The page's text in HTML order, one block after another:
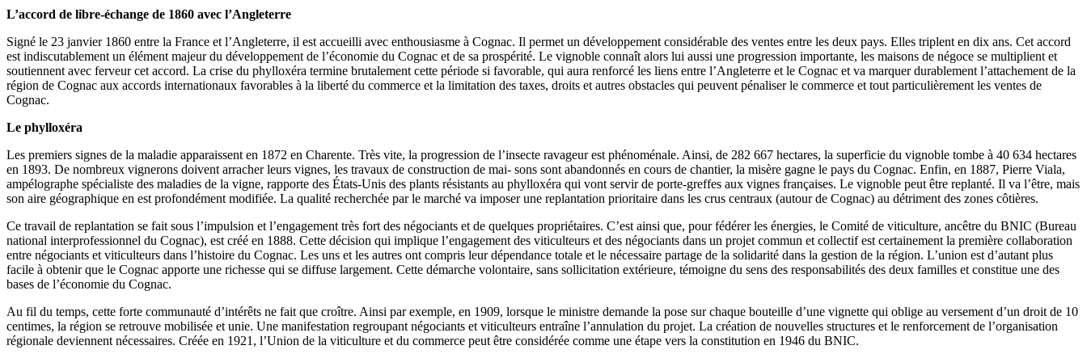
L’accord de libre-échange de 1860 avec l’Angleterre
Signé le 23 janvier 1860 entre la France et l’Angleterre, il est accueilli avec enthousiasme à Cognac. Il permet un développement considérable des ventes entre les deux pays. Elles triplent en dix ans. Cet accord
est indiscutablement un élément majeur du développement de l’économie du Cognac et de sa prospérité. Le vignoble connaît alors lui aussi une progression importante, les maisons de négoce se multiplient et
soutiennent avec ferveur cet accord. La crise du phylloxéra termine brutalement cette période si favorable, qui aura renforcé les liens entre l’Angleterre et le Cognac et va marquer durablement l’attachement de la
région de Cognac aux accords internationaux favorables à la liberté du commerce et la limitation des taxes, droits et autres obstacles qui peuvent pénaliser le commerce et tout particulièrement les ventes de
Cognac.
Le phylloxéra
Les premiers signes de la maladie apparaissent en 1872 en Charente. Très vite, la progression de l’insecte ravageur est phénoménale. Ainsi, de 282 667 hectares, la superficie du vignoble tombe à 40 634 hectares
en 1893. De nombreux vignerons doivent arracher leurs vignes, les travaux de construction de mai- sons sont abandonnés en cours de chantier, la misère gagne le pays du Cognac. Enfin, en 1887, Pierre Viala,
ampélographe spécialiste des maladies de la vigne, rapporte des États-Unis des plants résistants au phylloxéra qui vont servir de porte-greffes aux vignes françaises. Le vignoble peut être replanté. Il va l’être, mais
son aire géographique en est profondément modifiée. La qualité recherchée par le marché va imposer une replantation prioritaire dans les crus centraux (autour de Cognac) au détriment des zones côtières.
Ce travail de replantation se fait sous l’impulsion et l’engagement très fort des négociants et de quelques propriétaires. C’est ainsi que, pour fédérer les énergies, le Comité de viticulture, ancêtre du BNIC (Bureau
national interprofessionnel du Cognac), est créé en 1888. Cette décision qui implique l’engagement des viticulteurs et des négociants dans un projet commun et collectif est certainement la première collaboration
entre négociants et viticulteurs dans l’histoire du Cognac. Les uns et les autres ont compris leur dépendance totale et le nécessaire partage de la solidarité dans la gestion de la région. L’union est d’autant plus
facile à obtenir que le Cognac apporte une richesse qui se diffuse largement. Cette démarche volontaire, sans sollicitation extérieure, témoigne du sens des responsabilités des deux familles et constitue une des
bases de l’économie du Cognac.
Au fil du temps, cette forte communauté d’intérêts ne fait que croître. Ainsi par exemple, en 1909, lorsque le ministre demande la pose sur chaque bouteille d’une vignette qui oblige au versement d’un droit de 10
centimes, la région se retrouve mobilisée et unie. Une manifestation regroupant négociants et viticulteurs entraîne l’annulation du projet. La création de nouvelles structures et le renforcement de l’organisation
régionale deviennent nécessaires. Créée en 1921, l’Union de la viticulture et du commerce peut être considérée comme une étape vers la constitution en 1946 du BNIC.